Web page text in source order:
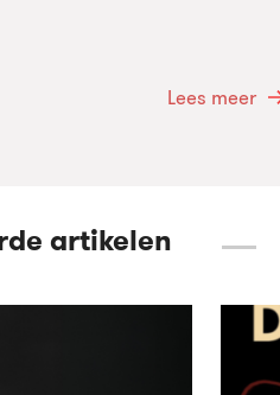
Lees meer
artikelen